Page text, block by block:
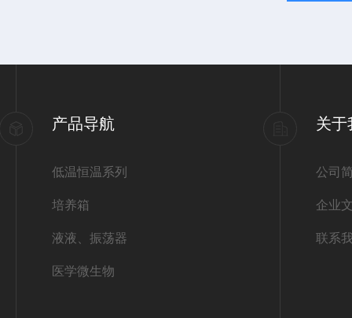
产品导航
低温恒温系列
培养箱
液液、振荡器
医学微生物
关于
公司
企业
联系